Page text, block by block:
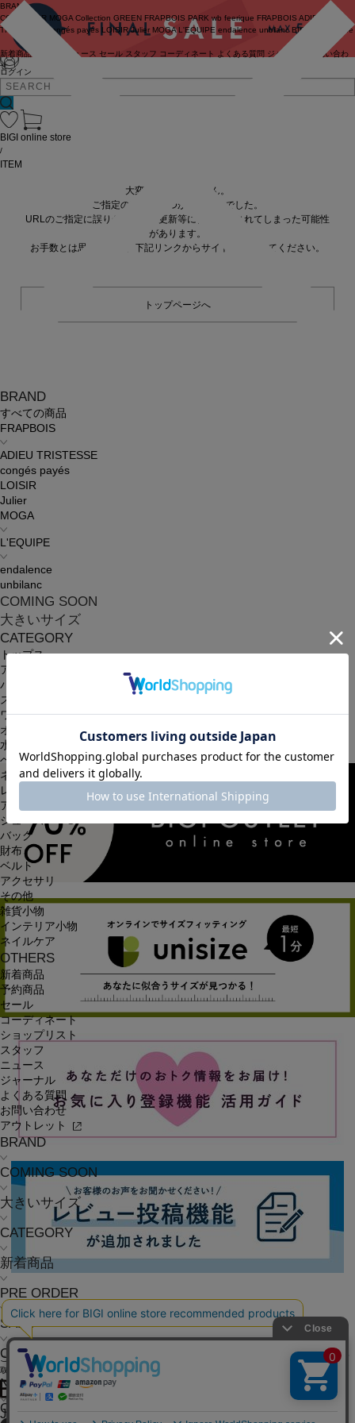
ログイン
BRAND
COUTURIER MOGA Collection GREEN FRAPBOIS PARK wb feerique FRAPBOIS ADIEU
TRISTESSE
congés payés LOISIR Julier MOGA L'EQUIPE endalence unbilanc BIGI online store
新着商品 ニュース セール スタッフ コーディネート よくある質問 ジャーナル
お問い合わ
せ
BRAND
すべての商品
FRAPBOIS
ADIEU TRISTESSE
congés payés
LOISIR
Julier
MOGA
L'EQUIPE
endalence
unbilanc
COMING SOON
大きいサイズ
CATEGORY
トップス
アウター
パンツ
スカート
ワンピース
オールインワン・サロペット
水着
ヘッドウェア
ネックウェア
レッグウェア
アンダーウェア
シューズ
バッグ
財布
ベルト
アクセサリ
その他
雑貨小物
インテリア小物
ネイルケア
OTHERS
新着商品
予約商品
セール
コーディネート
ショップリスト
スタッフ
ニュース
ジャーナル
よくある質問
お問い合わせ
アウトレット
BRAND
COMING SOON
大きいサイズ
CATEGORY
新着商品
PRE ORDER
SALE
COORDINATE
NEWS
JOURNAL
BIGI online store
/
ITEM
大変申し訳ありません。
ご指定の商品が見つかりませんでした。
URLのご指定に誤りがあるか、更新等に伴い削除されてしまった可能性
があります。
お手数とは思いますが、下記リンクからサイトへ移動してください。
トップページへ
ご利用ガイド よくある質問 お問い合わせ 会社概要 個人情報保護方針
特定商
取引法に基づく表記
OFFICIAL SNS